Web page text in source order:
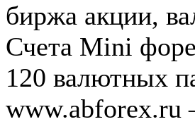
биржа акции,
Счета Mini
120 валютных
www.abforex.ru